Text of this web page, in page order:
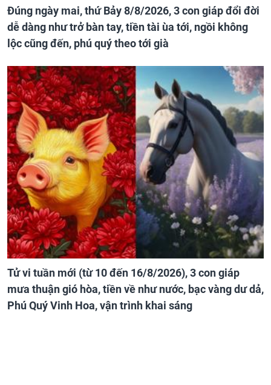
Đúng ngày mai, thứ Bảy 8/8/2026, 3 con giáp đổi đời
dễ dàng như trở bàn tay, tiền tài ùa tới, ngồi không
lộc cũng đến, phú quý theo tới già
Tử vi tuần mới (từ 10 đến 16/8/2026), 3 con giáp
mưa thuận gió hòa, tiền về như nước, bạc vàng dư dả,
Phú Quý Vinh Hoa, vận trình khai sáng